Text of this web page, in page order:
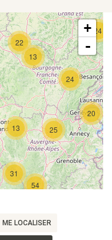
13
24
22
54
13
31
25
20
24
+
-
ME LOCALISER